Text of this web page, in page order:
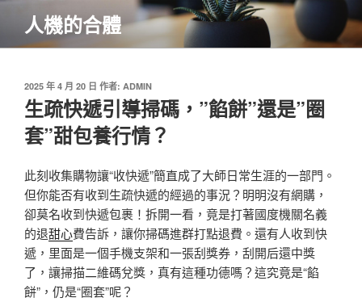
主
人機的合體
發
佈
於
2025 年 4 月 20 日 作者: ADMIN
生疏快遞引導掃碼，”餡餅”還是”圈
套”甜包養行情？
此刻收集購物讓“收快遞”簡直成了大師日常生涯的一部門。
但你能否有收到生疏快遞的經過的事況？明明沒有網購，
卻莫名收到快遞包裹！拆開一看，竟是打著國度機關名義
的退甜心費告訴，讓你掃碼進群打點退費。還有人收到快
遞，里面是一個手機支架和一張刮獎券，刮開后還中獎
了，讓掃描二維碼兌獎，真有這種功德嗎？這究竟是“餡
餅”，仍是“圈套”呢？